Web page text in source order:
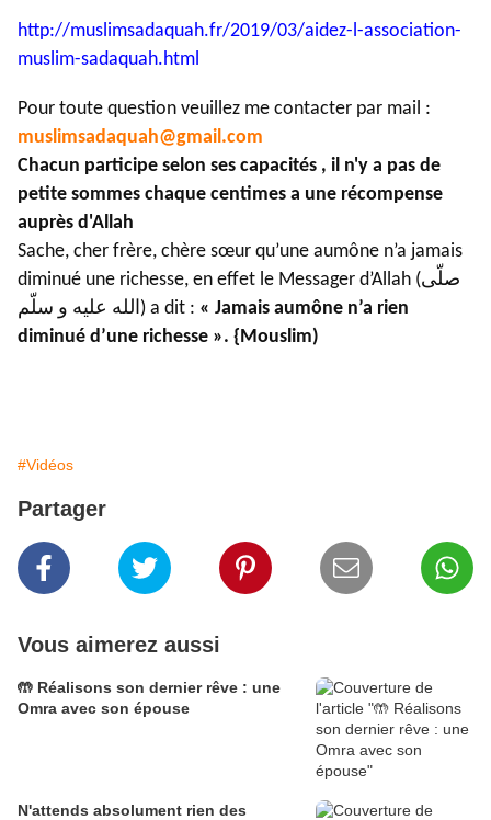
http://muslimsadaquah.fr/2019/03/aidez-l-association-
muslim-sadaquah.html
Pour toute question veuillez me contacter par mail :
muslimsadaquah@gmail.com
Chacun participe selon ses capacités , il n'y a pas de
petite sommes chaque centimes a une récompense
auprès d'Allah
Sache, cher frère, chère sœur qu’une aumône n’a jamais
diminué une richesse, en effet le Messager d’Allah (صلّى
الله عليه و سلّم) a dit : « Jamais aumône n’a rien
diminué d’une richesse ». {Mouslim)
#Vidéos
Partager
Vous aimerez aussi
🤲 Réalisons son dernier rêve : une
Omra avec son épouse
N'attends absolument rien des